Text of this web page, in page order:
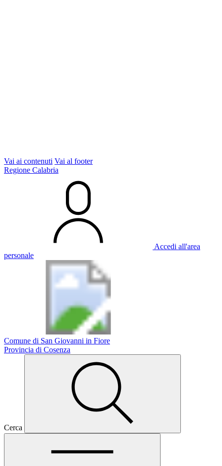
Vai ai contenuti Vai al footer
Regione Calabria
Accedi all'area
personale
Comune di San Giovanni in Fiore
Provincia di Cosenza
Cerca